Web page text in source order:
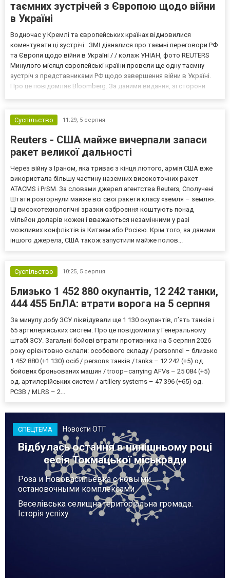
таємних зустрічей з Європою щодо війни
в Україні
Водночас у Кремлі та європейських країнах відмовилися
коментувати ці зустрічі. ЗМІ дізналися про таємні переговори РФ
та Європи щодо війни в Україні / / колаж УНІАН, фото REUTERS
Минулого місяця європейські країни провели ще одну таємну
зустріч з представниками РФ щодо завершення війни в Україні.
Про це повідомляє Bloomberg. За даними видання, зі сторони
Суспільство
11:29, 5 серпня
Reuters - США майже вичерпали запаси
ракет великої дальності
Через війну з Іраном, яка триває з кінця лютого, армія США вже
використала більшу частину наземних високоточних ракет
ATACMS і PrSM. За словами джерел агентства Reuters, Сполучені
Штати розгорнули майже всі свої ракети класу «земля – земля».
Ці високотехнологічні зразки озброєння коштують понад
мільйон доларів кожен і вважаються незамінними у разі
можливих конфліктів із Китаєм або Росією. Крім того, за даними
іншого джерела, США також запустили майже полов...
Суспільство 10:25, 5 серпня
Близько 1 452 880 окупантів, 12 242 танки,
444 455 БпЛА: втрати ворога на 5 серпня
За минулу добу ЗСУ ліквідували ще 1 130 окупантів, пʼять танків і
65 артилерійських систем. Про це повідомили у Генеральному
штабі ЗСУ. Загальні бойові втрати противника на 5 серпня 2026
року орієнтовно склали: особового складу / personnel – близько
1 452 880 (+1 130) осіб / persons танків / tanks – 12 242 (+5) од.
бойових броньованих машин / troop–carrying AFVs – 25 084 (+5)
од. артилерійських систем / artillery systems – 47 396 (+65) од.
РСЗВ / MLRS – 2...
СПЕЦТЕМА Новости ОТГ
Відбулась остання в нинішньому році
сесія Токмацької міськради
Роза и Нововасильевка с новыми
остановочными комплексами
Веселівська селищна територіальна громада.
Історія успіху